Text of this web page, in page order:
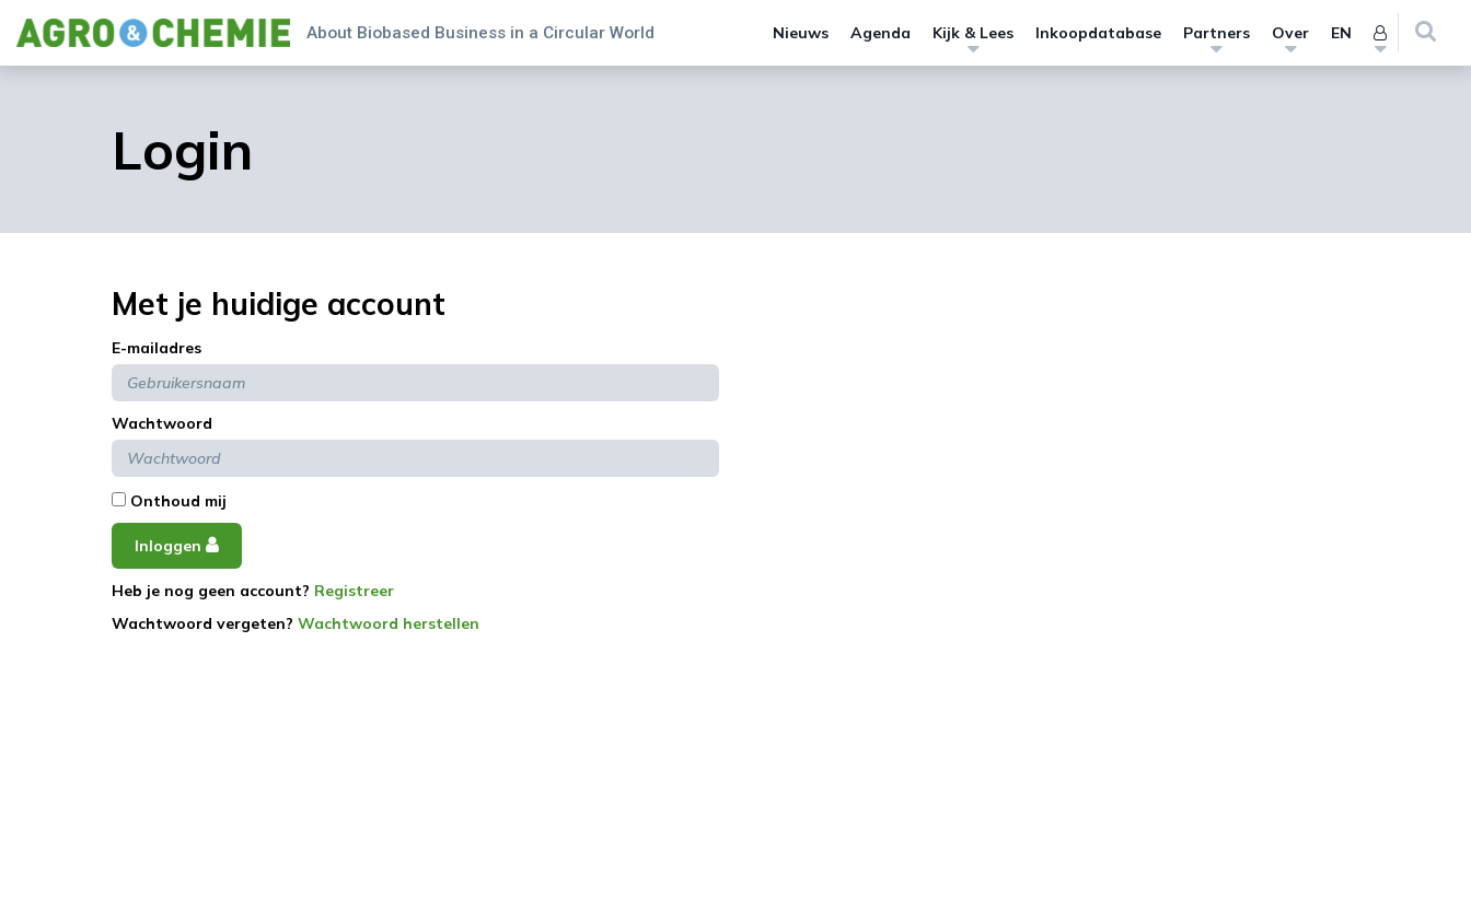
About Biobased Business in a Circular World Nieuws Agenda Kijk & Lees Inkoopdatabase Partners Over EN
Login
Met je huidige account
E-mailadres
Wachtwoord
Onthoud mij
Inloggen
Heb je nog geen account? Registreer
Wachtwoord vergeten? Wachtwoord herstellen